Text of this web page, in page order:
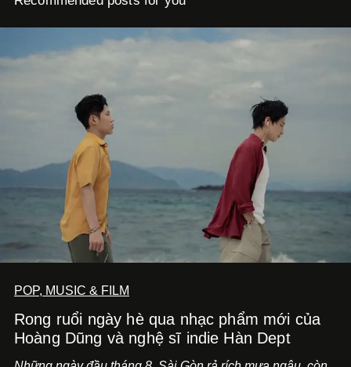
POP, MUSIC & FILM
Rong ruổi ngày hè qua nhạc phẩm mới của
Hoàng Dũng và nghệ sĩ indie Hàn Dept